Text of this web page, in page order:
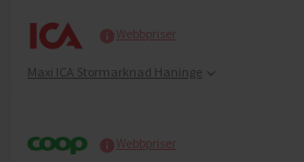
Webbpriser
Maxi ICA Stormarknad Haninge
Webbpriser